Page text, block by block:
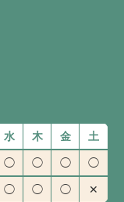
水 木 金 土
◯ ◯ ◯ ◯
◯ ◯ ◯ ✕